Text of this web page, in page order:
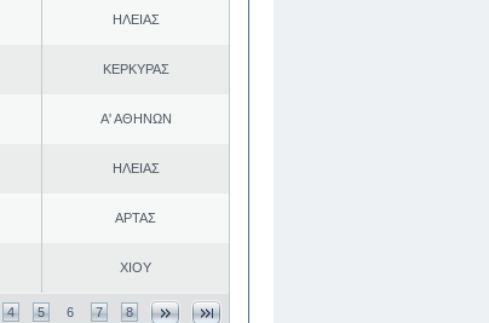
ΗΛΕΙΑΣ
ΚΕΡΚΥΡΑΣ
Α' ΑΘΗΝΩΝ
ΗΛΕΙΑΣ
ΑΡΤΑΣ
ΧΙΟΥ
4 5 6 7 8